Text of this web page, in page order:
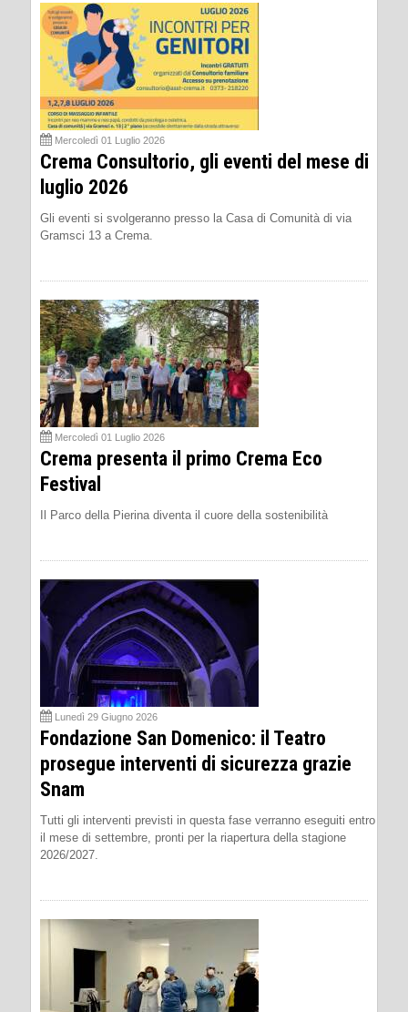
Mercoledì 01 Luglio 2026
Crema Consultorio, gli eventi del mese di
luglio 2026
Gli eventi si svolgeranno presso la Casa di Comunità di via
Gramsci 13 a Crema.
Mercoledì 01 Luglio 2026
Crema presenta il primo Crema Eco
Festival
Il Parco della Pierina diventa il cuore della sostenibilità
Lunedì 29 Giugno 2026
Fondazione San Domenico: il Teatro
prosegue interventi di sicurezza grazie
Snam
Tutti gli interventi previsti in questa fase verranno eseguiti entro
il mese di settembre, pronti per la riapertura della stagione
2026/2027.